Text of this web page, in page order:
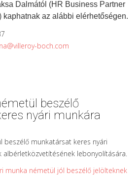
Dalmától (HR Business Partner
kaphatnak az alábbi elérhetőségen.
boch.com
beszélő
nyári munkára
beszélő munkatársat keres nyári
albérletközvetítésének lebonyolítására.
munka németül jól beszélő jelölteknek